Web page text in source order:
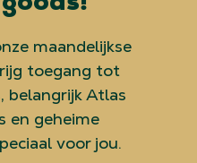
maandelijkse
toegang tot
belangrijk Atlas
en geheime
voor jou.